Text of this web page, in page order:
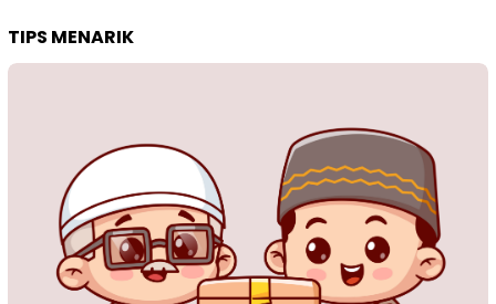
TIPS MENARIK